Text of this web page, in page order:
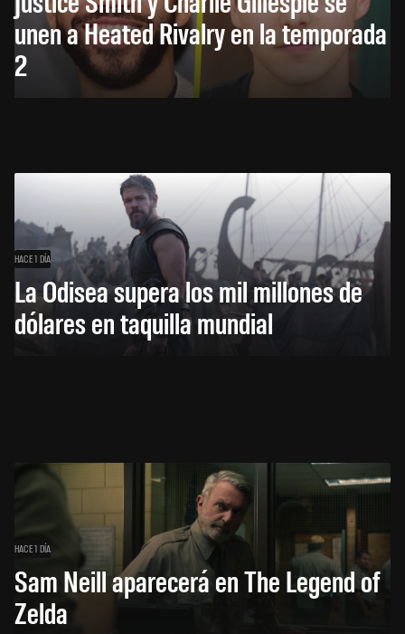
unen a Heated Rivalry en la temporada
2
HACE 1 DÍA
La Odisea supera los mil millones de
dólares en taquilla mundial
HACE 1 DÍA
Sam Neill aparecerá en The Legend of
Zelda